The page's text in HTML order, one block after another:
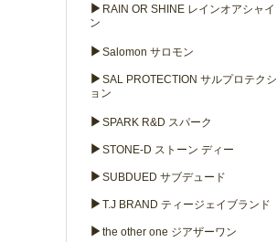
▶ RAIN OR SHINE レインオアシャイ
ン
▶ Salomon サロモン
▶ SAL PROTECTION サルプロテクシ
ョン
▶ SPARK R&D スパーク
▶ STONE-D ストーン ディー
▶ SUBDUED サブデュード
▶ T.J BRAND ティージェイブランド
▶ the other one ジアザーワン